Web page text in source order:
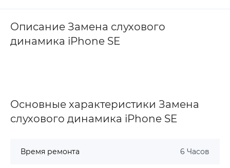
Описание Замена слухового
динамика iPhone SE
Основные характеристики Замена
слухового динамика iPhone SE
Время ремонта 6 Часов